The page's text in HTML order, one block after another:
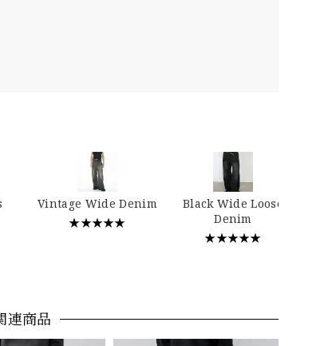
Vintage Wide Denim
★★★★★
Black Wide Loose
Denim
★★★★★
連商品